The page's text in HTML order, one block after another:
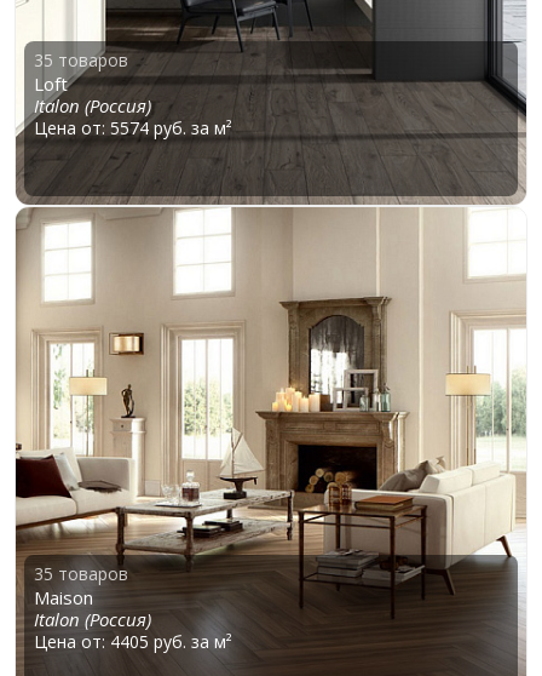
35 товаров
Loft
Italon (Россия)
Цена от: 5574 руб. за м²
35 товаров
Maison
Italon (Россия)
Цена от: 4405 руб. за м²